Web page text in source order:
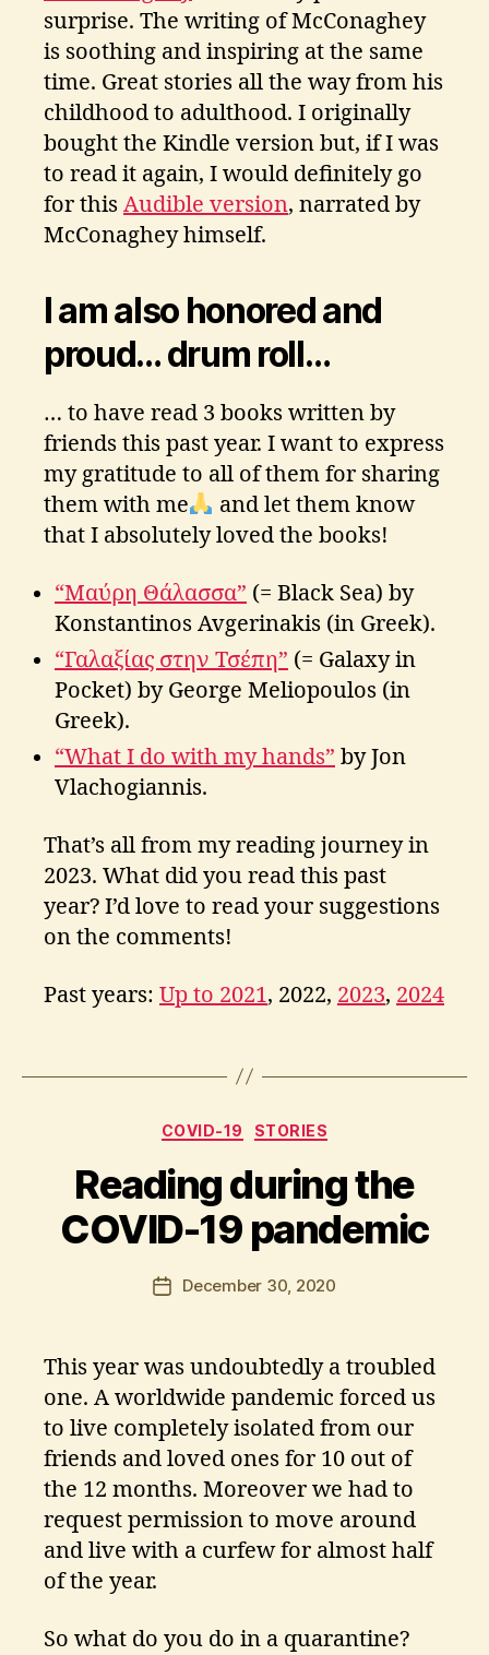
surprise. The writing of McConaghey
is soothing and inspiring at the same
time. Great stories all the way from his
childhood to adulthood. I originally
bought the Kindle version but, if I was
to read it again, I would definitely go
for this Audible version, narrated by
McConaghey himself.
I am also honored and
proud… drum roll…
… to have read 3 books written by
friends this past year. I want to express
my gratitude to all of them for sharing
them with me
and let them know
that I absolutely loved the books!
“Μαύρη Θάλασσα” (= Black Sea) by
Konstantinos Avgerinakis (in Greek).
“Γαλαξίας στην Τσέπη” (= Galaxy in
Pocket) by George Meliopoulos (in
Greek).
“What I do with my hands” by Jon
Vlachogiannis.
That’s all from my reading journey in
2023. What did you read this past
year? I’d love to read your suggestions
on the comments!
Past years: Up to 2021, 2022, 2023, 2024
b
Categories
COVID-19 STORIES
Reading during the
COVID-19 pandemic
Post
author
B
A
o
s
t
o
o
ri
ti
k
o
s
PostDecember 30, 2020
This year was undoubtedly a troubled
one. A worldwide pandemic forced us
to live completely isolated from our
friends and loved ones for 10 out of
the 12 months. Moreover we had to
request permission to move around
and live with a curfew for almost half
of the year.
So what do you do in a quarantine?